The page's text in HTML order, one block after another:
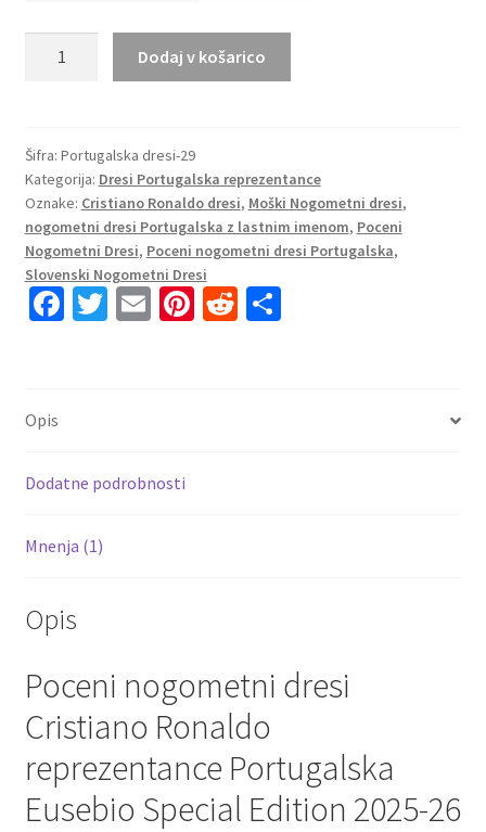
Cristiano
Ronaldo
#7
Portugalska
Eusebio
Special
Edition
Dodaj v košarico
Šifra: Portugalska dresi-29
Kategorija: Dresi Portugalska reprezentance
Oznake: Cristiano Ronaldo dresi, Moški Nogometni dresi,
nogometni dresi Portugalska z lastnim imenom, Poceni
Nogometni Dresi, Poceni nogometni dresi Portugalska,
Slovenski Nogometni Dresi
Fa
k
T E Pi R S
Opis
Dodatne podrobnosti
Mnenja (1)
Opis
Poceni nogometni dresi
Cristiano Ronaldo
reprezentance Portugalska
Eusebio Special Edition 2025-26